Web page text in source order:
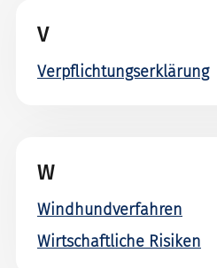
V
Verpflichtungserklärung
W
Windhundverfahren
Wirtschaftliche Risiken